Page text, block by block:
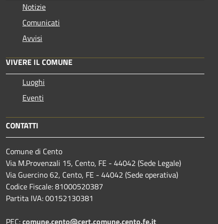
Notizie
Comunicati
Avvisi
VIVERE IL COMUNE
Luoghi
Eventi
CONTATTI
Comune di Cento
Via M.Provenzali 15, Cento, FE - 44042 (Sede Legale)
Via Guercino 62, Cento, FE - 44042 (Sede operativa)
Codice Fiscale: 81000520387
Partita IVA: 00152130381
PEC:comune.cento@cert.comune.cento.fe.it